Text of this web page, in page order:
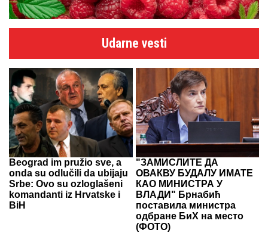
Udarne vesti
Beograd im pružio sve, a
onda su odlučili da ubijaju
Srbe: Ovo su ozloglašeni
komandanti iz Hrvatske i
BiH
"ЗАМИСЛИТЕ ДА
ОВАКВУ БУДАЛУ ИМАТЕ
КАО МИНИСТРА У
ВЛАДИ" Брнабић
поставила министра
одбране БиХ на место
(ФОТО)